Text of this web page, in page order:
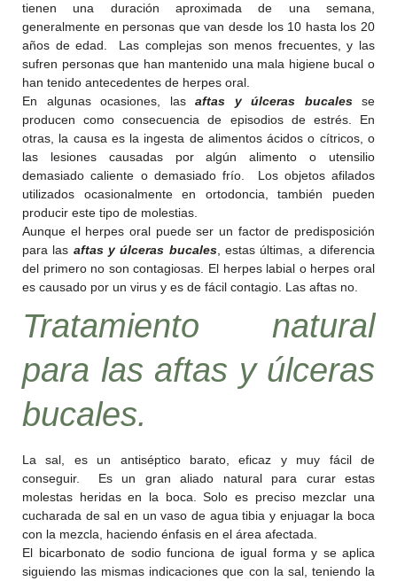
tienen una duración aproximada de una semana,
generalmente en personas que van desde los 10 hasta los 20
años de edad. Las complejas son menos frecuentes, y las
sufren personas que han mantenido una mala higiene bucal o
han tenido antecedentes de herpes oral.
En algunas ocasiones, las aftas y úlceras bucalesse
producen como consecuencia de episodios de estrés. En
otras, la causa es la ingesta de alimentos ácidos o cítricos, o
las lesiones causadas por algún alimento o utensilio
demasiado caliente o demasiado frío. Los objetos afilados
utilizados ocasionalmente en ortodoncia, también pueden
producir este tipo de molestias.
Aunque el herpes oral puede ser un factor de predisposición
para las aftas y úlceras bucales, estas últimas, a diferencia
del primero no son contagiosas. El herpes labial o herpes oral
es causado por un virus y es de fácil contagio. Las aftas no.
Tratamiento natural
para las aftas y úlceras
bucales.
La sal, es un antiséptico barato, eficaz y muy fácil de
conseguir. Es un gran aliado natural para curar estas
molestas heridas en la boca. Solo es preciso mezclar una
cucharada de sal en un vaso de agua tibia y enjuagar la boca
con la mezcla, haciendo énfasis en el área afectada.
El bicarbonato de sodio funciona de igual forma y se aplica
siguiendo las mismas indicaciones que con la sal, teniendo la